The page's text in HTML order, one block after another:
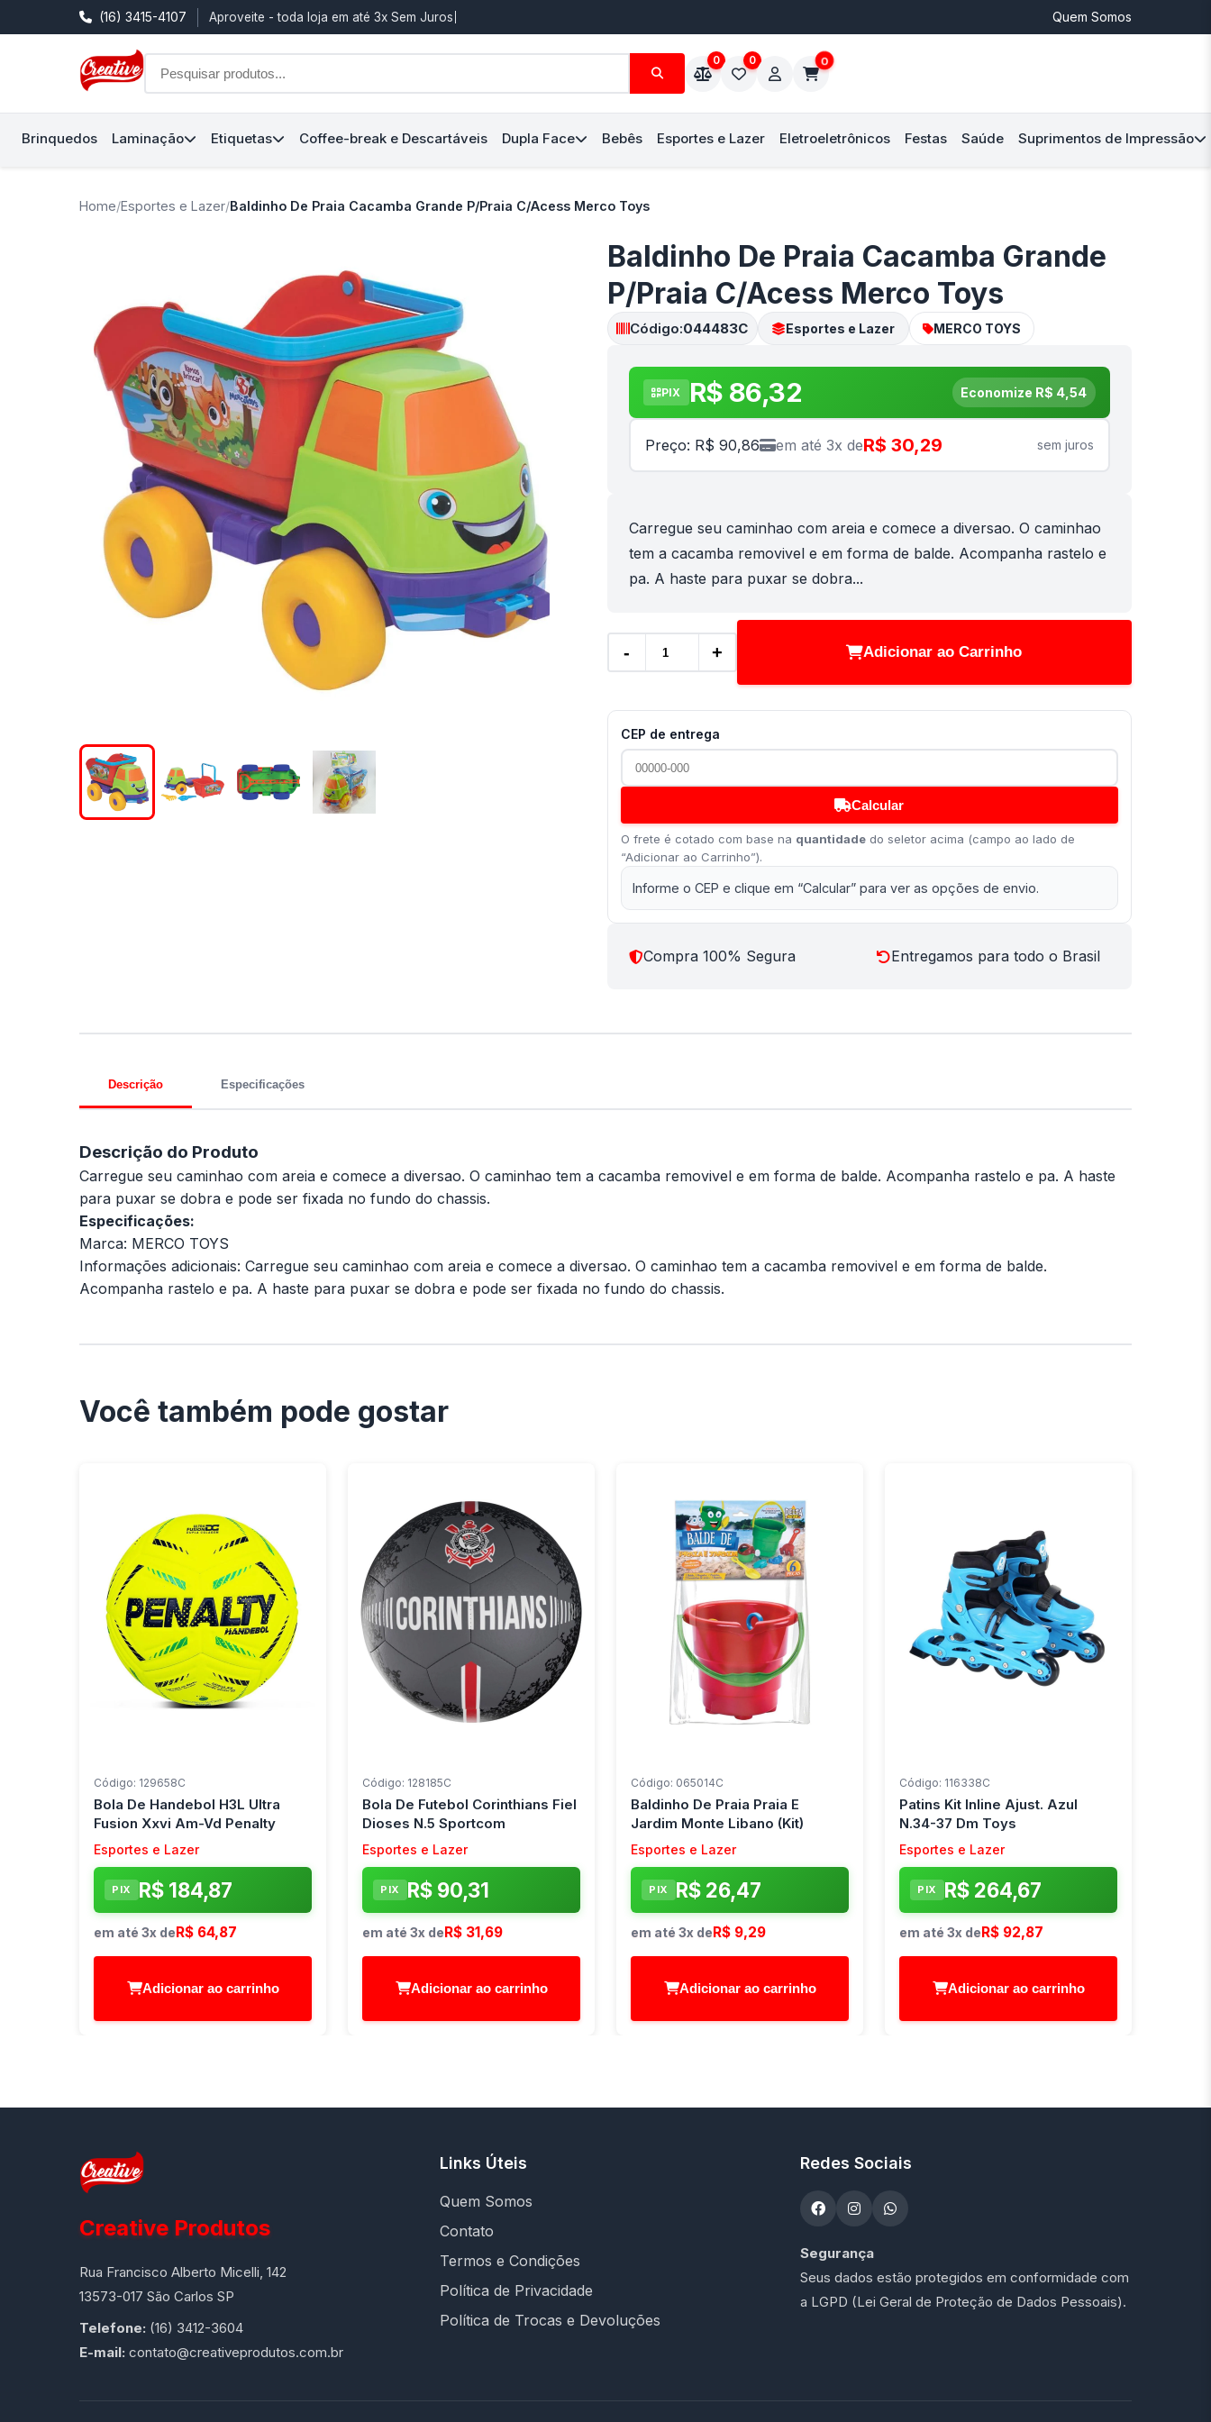
(16) 3415-4107 Aproveite - toda loja em até 3x Sem Juros Quem Somos
0 0 0
Brinquedos Laminação Etiquetas Coffee-break e Descartáveis Dupla Face Bebês Esportes e Lazer Eletroeletrônicos Festas Saúde Suprimentos de Impressão
Home/Esportes e Lazer/Baldinho De Praia Cacamba Grande P/Praia C/Acess Merco Toys
Baldinho De Praia Cacamba Grande
P/Praia C/Acess Merco Toys
Código:044483C Esportes e Lazer MERCO TOYS
PIX R$ 86,32 Economize R$ 4,54
Preço: R$ 90,86 em até 3x deR$ 30,29 sem juros
Carregue seu caminhao com areia e comece a diversao. O caminhao
tem a cacamba removivel e em forma de balde. Acompanha rastelo e
pa. A haste para puxar se dobra...
- + Adicionar ao Carrinho
CEP de entrega
Calcular
O frete é cotado com base na quantidadedo seletor acima (campo ao lado de
“Adicionar ao Carrinho”).
Informe o CEP e clique em “Calcular” para ver as opções de envio.
Compra 100% Segura Entregamos para todo o Brasil
Descrição Especificações
Descrição do Produto
Carregue seu caminhao com areia e comece a diversao. O caminhao tem a cacamba removivel e em forma de balde. Acompanha rastelo e pa. A haste
para puxar se dobra e pode ser fixada no fundo do chassis.
Especificações:
Marca: MERCO TOYS
Informações adicionais: Carregue seu caminhao com areia e comece a diversao. O caminhao tem a cacamba removivel e em forma de balde.
Acompanha rastelo e pa. A haste para puxar se dobra e pode ser fixada no fundo do chassis.
Você também pode gostar
Código: 129658C
Bola De Handebol H3L Ultra
Fusion Xxvi Am-Vd Penalty
Esportes e Lazer
PIX R$ 184,87
em até 3x deR$ 64,87
Adicionar ao carrinho
Código: 128185C
Bola De Futebol Corinthians Fiel
Dioses N.5 Sportcom
Esportes e Lazer
PIX R$ 90,31
em até 3x deR$ 31,69
Adicionar ao carrinho
Código: 065014C
Baldinho De Praia Praia E
Jardim Monte Libano (Kit)
Esportes e Lazer
PIX R$ 26,47
em até 3x deR$ 9,29
Adicionar ao carrinho
Código: 116338C
Patins Kit Inline Ajust. Azul
N.34-37 Dm Toys
Esportes e Lazer
PIX R$ 264,67
em até 3x deR$ 92,87
Adicionar ao carrinho
Creative Produtos
Rua Francisco Alberto Micelli, 142
13573-017 São Carlos SP
Telefone: (16) 3412-3604
E-mail: contato@creativeprodutos.com.br
Links Úteis
Quem Somos
Contato
Termos e Condições
Política de Privacidade
Política de Trocas e Devoluções
Redes Sociais
Segurança
Seus dados estão protegidos em conformidade com
a LGPD (Lei Geral de Proteção de Dados Pessoais).